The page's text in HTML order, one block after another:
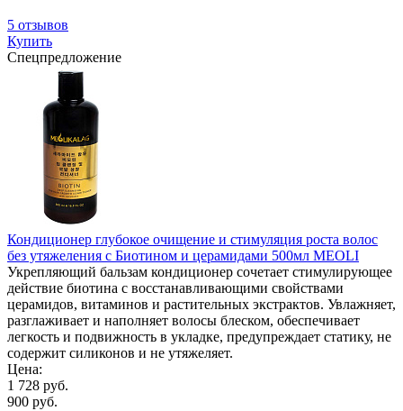
5 отзывов
Купить
Спецпредложение
Кондиционер глубокое очищение и стимуляция роста волос
без утяжеления с Биотином и церамидами 500мл MEOLI
Укрепляющий бальзам кондиционер сочетает стимулирующее
действие биотина с восстанавливающими свойствами
церамидов, витаминов и растительных экстрактов. Увлажняет,
разглаживает и наполняет волосы блеском, обеспечивает
легкость и подвижность в укладке, предупреждает статику, не
содержит силиконов и не утяжеляет.
Цена:
1 728 руб.
900 руб.